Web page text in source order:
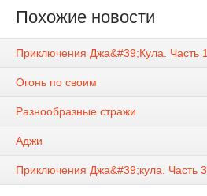
Похожие новости
Приключения Джа&#39;Кула. Часть 1
Огонь по своим
Разнообразные стражи
Аджи
Приключения Джа&#39;кула. Часть 3